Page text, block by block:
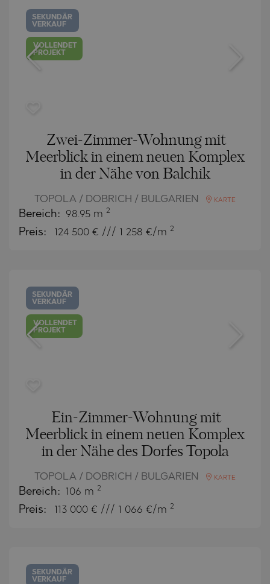
SEKUNDÄR
VERKAUF
VOLLENDET
PROJEKT
Zwei-Zimmer-Wohnung mit
Meerblick in einem neuen Komplex
in der Nähe von Balchik
TOPOLA / DOBRICH / BULGARIEN KARTE
Bereich: 98.95 m 2
Preis: 124 500 € /// 1 258 €/m 2
SEKUNDÄR
VERKAUF
VOLLENDET
PROJEKT
Ein-Zimmer-Wohnung mit
Meerblick in einem neuen Komplex
in der Nähe des Dorfes Topola
TOPOLA / DOBRICH / BULGARIEN KARTE
Bereich: 106 m 2
Preis: 113 000 € /// 1 066 €/m 2
SEKUNDÄR
VERKAUF